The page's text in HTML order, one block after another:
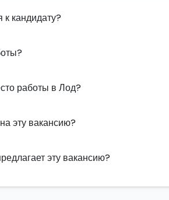
к кандидату?
работы в Лод?
эту вакансию?
эту вакансию?